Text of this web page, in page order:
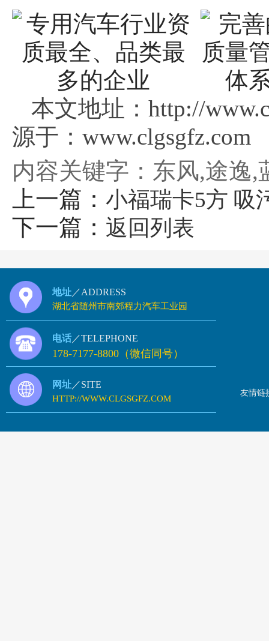
本文地址：http://
源于：www.clgsgfz.com
内容关键字：东风,途逸,
上一篇： 小福瑞卡5方 吸
下一篇： 返回列表
地址 ／ADDRESS
湖北省随州市南郊程力汽车工业园
电话 ／TELEPHONE
178-7177-8800（微信同号）
网址 ／SITE
HTTP://WWW.CLGSGFZ.COM
友情链